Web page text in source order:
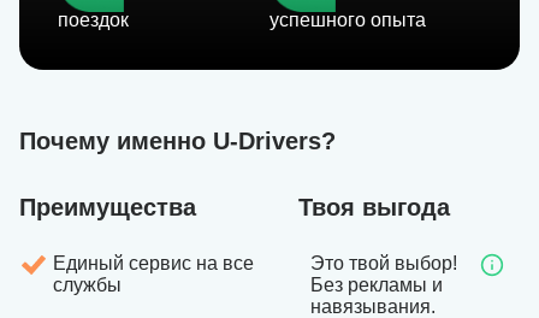
поездок успешного опыта
Почему именно U-Drivers?
Преимущества
Единый сервис на все
службы
Твоя выгода
Это твой выбор!
Без рекламы и
навязывания.